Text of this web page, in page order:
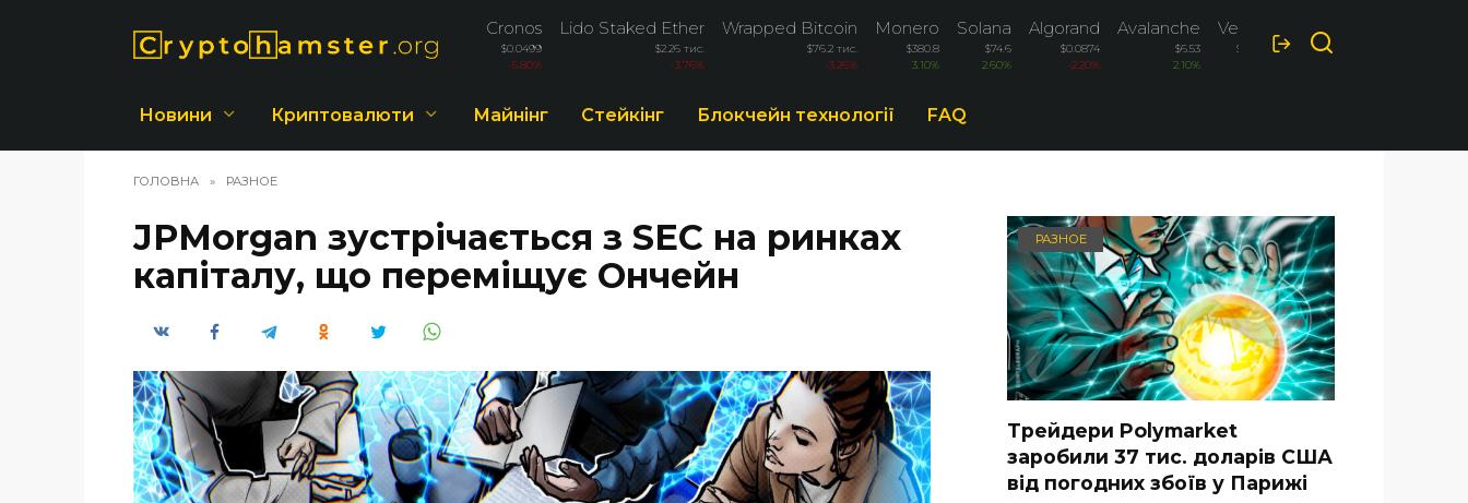
Cronos
$0.0499
-5.80%
Lido Staked Ether
$2.26 тис.
-3.76%
Wrapped Bitcoin
$76.2 тис.
-3.26%
Monero
$380.8
3.10%
Solana
$74.6
2.60%
Algorand
$0.0874
-2.20%
Avalanche
$6.53
2.10%
VeChain
$0.00469
Новини Криптовалюти Майнінг Стейкінг Блокчейн технології FAQ
ГОЛОВНА » РАЗНОЕ
JPMorgan зустрічається з SEC на ринках
капіталу, що переміщує Ончейн
РАЗНОЕ
Трейдери Polymarket
заробили 37 тис. доларів США
від погодних збоїв у Парижі